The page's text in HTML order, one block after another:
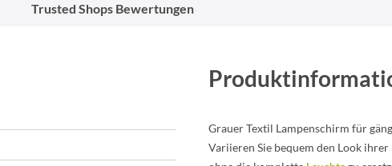
Trusted Shops Bewertungen
Grauer Textil Lampenschirm für
Variieren Sie bequem den Look